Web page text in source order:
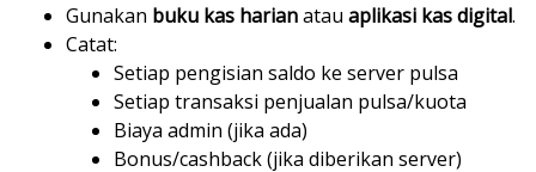
Gunakan buku kas harianatau aplikasi kas digital.
Catat:
Setiap pengisian saldo ke server pulsa
Setiap transaksi penjualan pulsa/kuota
Biaya admin (jika ada)
Bonus/cashback (jika diberikan server)